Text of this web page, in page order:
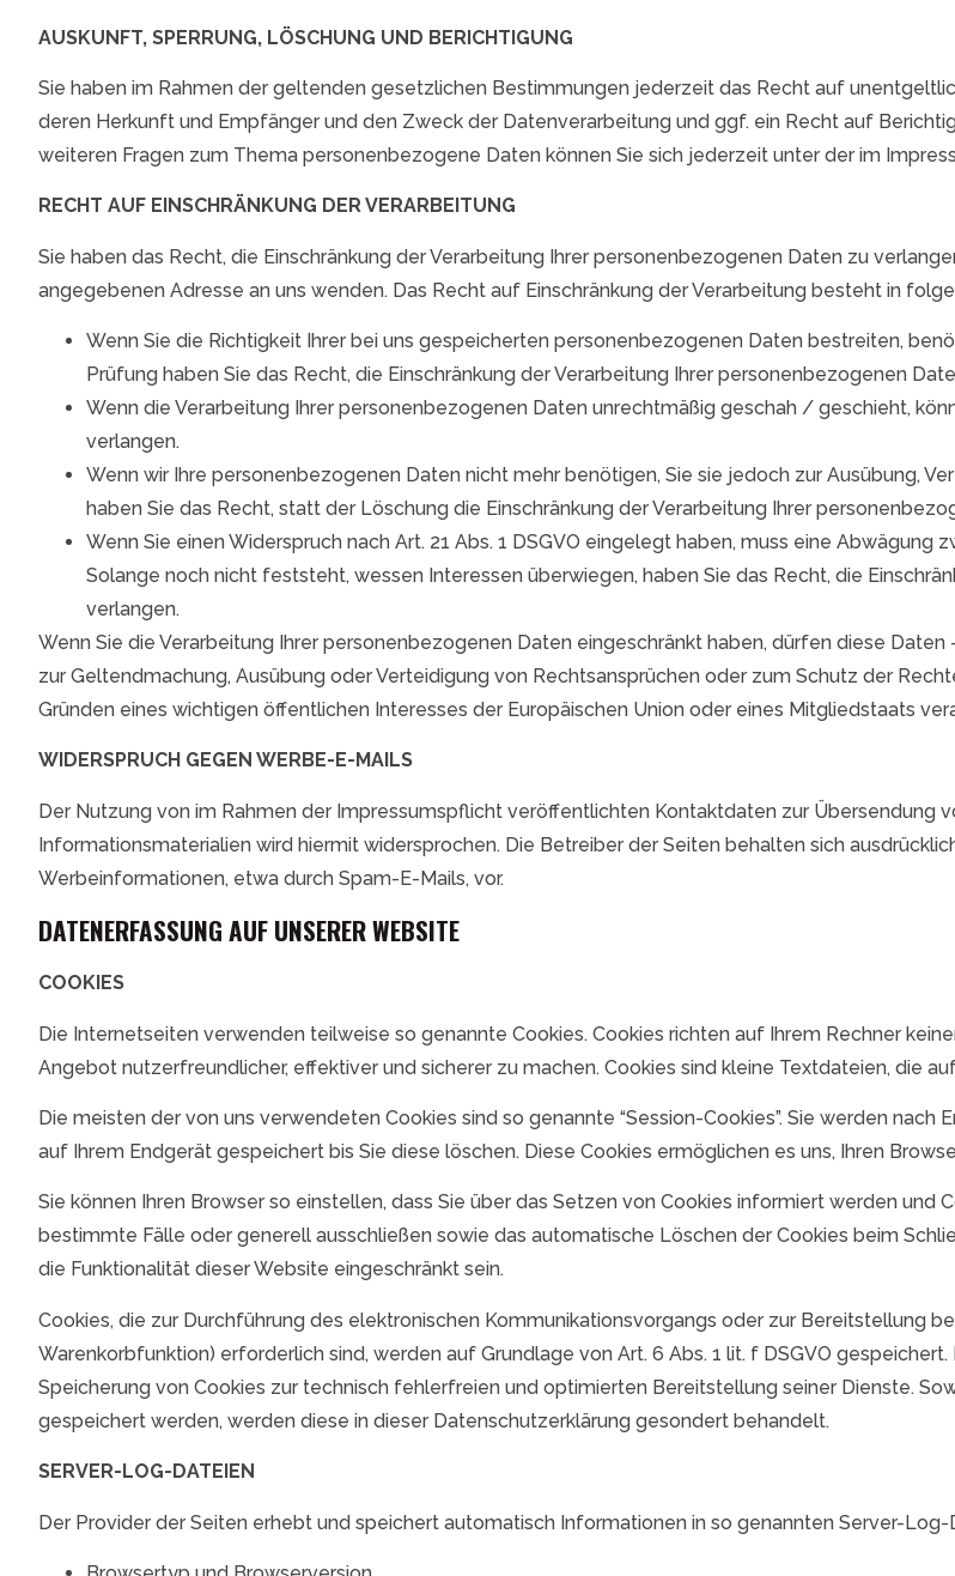
AUSKUNFT, SPERRUNG, LÖSCHUNG UND BERICHTIGUNG
Sie haben im Rahmen der geltenden gesetzlichen Bestimmungen jederzeit das Recht auf
deren Herkunft und Empfänger und den Zweck der Datenverarbeitung und ggf. ein Recht auf
weiteren Fragen zum Thema personenbezogene Daten können Sie sich jederzeit unter der im
RECHT AUF EINSCHRÄNKUNG DER VERARBEITUNG
Sie haben das Recht, die Einschränkung der Verarbeitung Ihrer personenbezogenen Daten zu
angegebenen Adresse an uns wenden. Das Recht auf Einschränkung der Verarbeitung besteht in
Wenn Sie die Richtigkeit Ihrer bei uns gespeicherten personenbezogenen Daten bestreiten,
Prüfung haben Sie das Recht, die Einschränkung der Verarbeitung Ihrer personenbezogenen
Wenn die Verarbeitung Ihrer personenbezogenen Daten unrechtmäßig geschah / geschieht,
verlangen.
Wenn wir Ihre personenbezogenen Daten nicht mehr benötigen, Sie sie jedoch zur Ausübung,
haben Sie das Recht, statt der Löschung die Einschränkung der Verarbeitung Ihrer
Wenn Sie einen Widerspruch nach Art. 21 Abs. 1 DSGVO eingelegt haben, muss eine
Solange noch nicht feststeht, wessen Interessen überwiegen, haben Sie das Recht, die
verlangen.
Wenn Sie die Verarbeitung Ihrer personenbezogenen Daten eingeschränkt haben, dürfen diese
zur Geltendmachung, Ausübung oder Verteidigung von Rechtsansprüchen oder zum Schutz der
Gründen eines wichtigen öffentlichen Interesses der Europäischen Union oder eines Mitgliedstaats
WIDERSPRUCH GEGEN WERBE-E-MAILS
Der Nutzung von im Rahmen der Impressumspflicht veröffentlichten Kontaktdaten zur Übersendung
Informationsmaterialien wird hiermit widersprochen. Die Betreiber der Seiten behalten sich
Werbeinformationen, etwa durch Spam-E-Mails, vor.
DATENERFASSUNG AUF UNSERER WEBSITE
COOKIES
Die Internetseiten verwenden teilweise so genannte Cookies. Cookies richten auf Ihrem Rechner
Angebot nutzerfreundlicher, effektiver und sicherer zu machen. Cookies sind kleine Textdateien, die
Die meisten der von uns verwendeten Cookies sind so genannte “Session-Cookies”. Sie werden
auf Ihrem Endgerät gespeichert bis Sie diese löschen. Diese Cookies ermöglichen es uns, Ihren
Sie können Ihren Browser so einstellen, dass Sie über das Setzen von Cookies informiert werden und
bestimmte Fälle oder generell ausschließen sowie das automatische Löschen der Cookies beim
die Funktionalität dieser Website eingeschränkt sein.
Cookies, die zur Durchführung des elektronischen Kommunikationsvorgangs oder zur Bereitstellung
Warenkorbfunktion) erforderlich sind, werden auf Grundlage von Art. 6 Abs. 1 lit. f DSGVO
Speicherung von Cookies zur technisch fehlerfreien und optimierten Bereitstellung seiner Dienste.
gespeichert werden, werden diese in dieser Datenschutzerklärung gesondert behandelt.
SERVER-LOG-DATEIEN
Der Provider der Seiten erhebt und speichert automatisch Informationen in so genannten Server-